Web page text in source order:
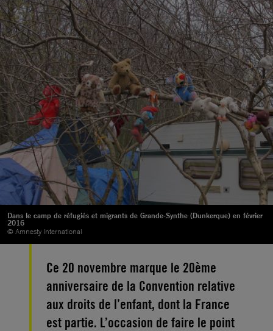
Dans le camp de réfugiés et migrants de Grande-Synthe (Dunkerque) en février
2016
© Amnesty International
Ce 20 novembre marque le 20ème
anniversaire de la Convention relative
aux droits de l’enfant, dont la France
est partie. L’occasion de faire le point